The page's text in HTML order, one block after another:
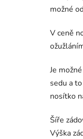
možné
V ceně
Je
sedu a
nosítko
Šíře
Výška